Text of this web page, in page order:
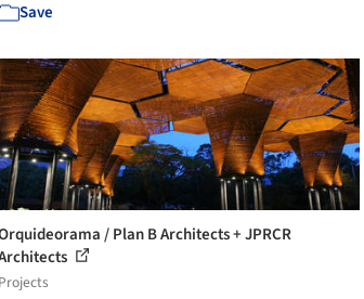
Save
/ Plan B Architects + JPRCR
Projects